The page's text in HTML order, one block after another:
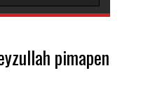
pimapen